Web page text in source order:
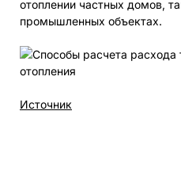
отоплении частных домов,
промышленных объектах.
Источник